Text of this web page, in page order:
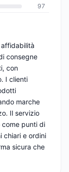
97
consegne
con
I clienti
marche
Il servizio
come punti di
chiari e ordini
sicura che